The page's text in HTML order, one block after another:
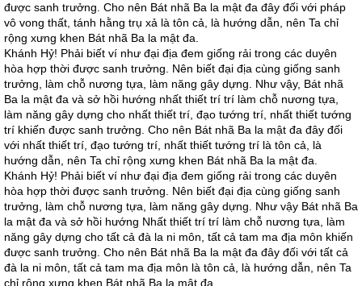
được sanh trưởng. Cho nên Bát nhã Ba la mật đa đây đối với pháp
vô vong thất, tánh hằng trụ xả là tôn cả, là hướng dẫn, nên Ta chỉ
rộng xưng khen Bát nhã Ba la mật đa.
Khánh Hỷ! Phải biết ví như đại địa đem giống rải trong các duyên
hòa hợp thời được sanh trưởng. Nên biết đại địa cùng giống sanh
trưởng, làm chỗ nương tựa, làm năng gây dựng. Như vậy, Bát nhã
Ba la mật đa và sở hồi hướng nhất thiết trí trí làm chỗ nương tựa,
làm năng gây dựng cho nhất thiết trí, đạo tướng trí, nhất thiết tướng
trí khiến được sanh trưởng. Cho nên Bát nhã Ba la mật đa đây đối
với nhất thiết trí, đạo tướng trí, nhất thiết tướng trí là tôn cả, là
hướng dẫn, nên Ta chỉ rộng xưng khen Bát nhã Ba la mật đa.
Khánh Hỷ! Phải biết ví như đại địa đem giống rải trong các duyên
hòa hợp thời được sanh trưởng. Nên biết đại địa cùng giống sanh
trưởng, làm chỗ nương tựa, làm năng gây dựng. Như vậy Bát nhã Ba
la mật đa và sở hồi hướng Nhất thiết trí trí làm chỗ nương tựa, làm
năng gây dựng cho tất cả đà la ni môn, tất cả tam ma địa môn khiến
được sanh trưởng. Cho nên Bát nhã Ba la mật đa đây đối với tất cả
đà la ni môn, tất cả tam ma địa môn là tôn cả, là hướng dẫn, nên Ta
chỉ rộng xưng khen Bát nhã Ba la mật đa.